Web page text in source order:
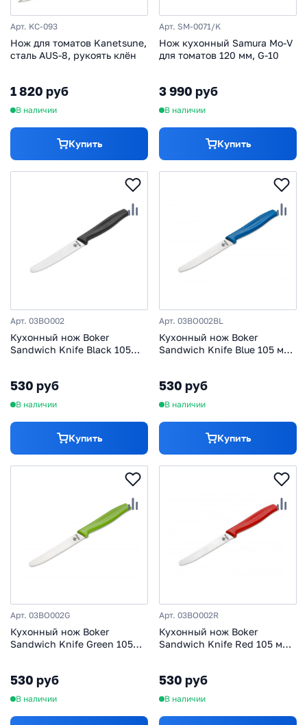
Арт. KC-093
Нож для томатов Kanetsune,
сталь AUS-8, рукоять клён
1 820 руб
В наличии
Купить
Арт. SM-0071/K
Нож кухонный Samura Mo-V
для томатов 120 мм, G-10
3 990 руб
В наличии
Купить
Арт. 03BO002
Кухонный нож Boker
Sandwich Knife Black 105
черный
530 руб
В наличии
Купить
Арт. 03BO002BL
Кухонный нож Boker
Sandwich Knife Blue 105 мм,
530 руб
В наличии
Купить
Арт. 03BO002G
Кухонный нож Boker
Sandwich Knife Green 105
зеленый
530 руб
В наличии
Арт. 03BO002R
Кухонный нож Boker
Sandwich Knife Red 105 мм,
красный
530 руб
В наличии